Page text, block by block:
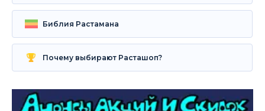
Библия Растамана
Почему выбирают Расташоп?